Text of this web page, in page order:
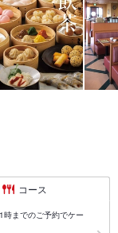
コース
時までのご予約でケー